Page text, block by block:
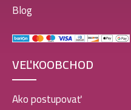
Cherry – (Kayali –
P1038
10,99€
Blog
VEĽKOOBCHOD
Ako postupovať